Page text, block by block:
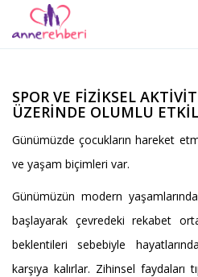
SPOR VE FİZİKSEL
ÜZERİNDE OLUMLU
Günümüzde çocukların hareket
ve yaşam biçimleri var.
Günümüzün modern
başlayarak çevredeki rekabet
beklentileri sebebiyle
karşıya kalırlar. Zihinsel faydaları